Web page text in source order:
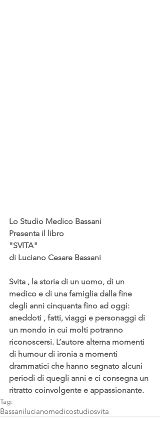
Lo Studio Medico Bassani
Presenta il libro
"SVITA"
di Luciano Cesare Bassani
Svita , la storia di un uomo, di un
medico e di una famiglia dalla fine
degli anni cinquanta fino ad oggi:
aneddoti , fatti, viaggi e personaggi di
un mondo in cui molti potranno
riconoscersi. L’autore alterna momenti
di humour di ironia a momenti
drammatici che hanno segnato alcuni
periodi di quegli anni e ci consegna un
ritratto coinvolgente e appassionante.
Tag:
Bassanilucianomedicostudiosvita